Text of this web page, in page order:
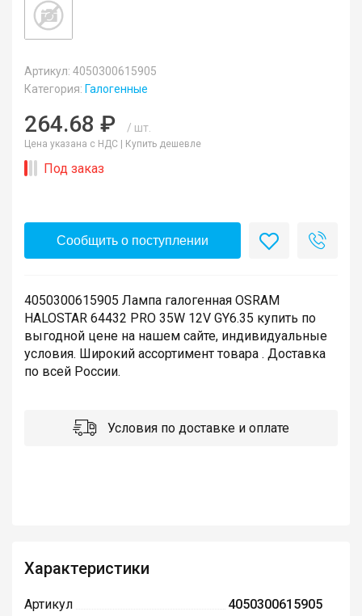
Артикул: 4050300615905
Категория: Галогенные
264.68 ₽ / шт.
Цена указана с НДС | Купить дешевле
Под заказ
Сообщить о поступлении
4050300615905 Лампа галогенная OSRAM
HALOSTAR 64432 PRO 35W 12V GY6.35 купить по
выгодной цене на нашем сайте, индивидуальные
условия. Широкий ассортимент товара . Доставка
по всей России.
Условия по доставке и оплате
Характеристики
Артикул 4050300615905